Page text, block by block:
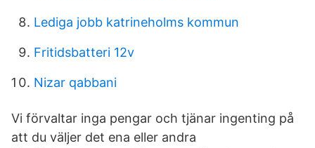
Lediga jobb katrineholms kommun
Fritidsbatteri 12v
Nizar qabbani
Vi förvaltar inga pengar och tjänar ingenting på
att du väljer det ena eller andra